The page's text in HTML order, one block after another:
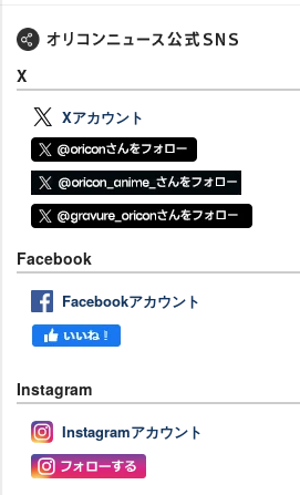
X
Xアカウント
Facebook
Facebookアカウント
Instagram
Instagramアカウント